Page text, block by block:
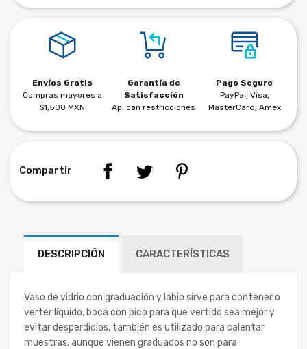
Envíos Gratis
Compras mayores a
$1,500 MXN
Garantía de
Satisfacción
Aplican restricciones
Pago Seguro
PayPal, Visa,
MasterCard, Amex
Compartir
DESCRIPCIÓN CARACTERÍSTICAS
Vaso de vidrio con graduación y labio sirve para contener o
verter líquido, boca con pico para que vertido sea mejor y
evitar desperdicios, también es utilizado para calentar
muestras, aunque vienen graduados no son para